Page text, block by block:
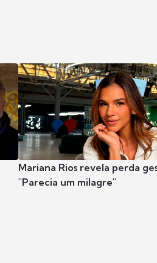
Mariana Rios revela perda
"Parecia um milagre"